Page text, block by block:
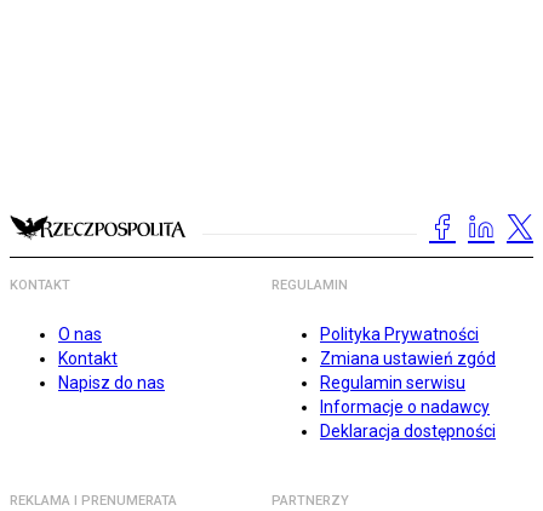
KONTAKT
O nas
Kontakt
Napisz do nas
REGULAMIN
Polityka Prywatności
Zmiana ustawień zgód
Regulamin serwisu
Informacje o nadawcy
Deklaracja dostępności
REKLAMA I PRENUMERATA PARTNERZY